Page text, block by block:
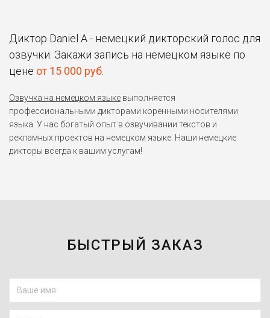
Диктор Daniel A - немецкий дикторский голос для
озвучки. Закажи запись на немецком языке по
цене от 15 000 руб
Озвучка на немецком языке выполняется
профессиональными дикторами коренными носителями
языка. У нас богатый опыт в озвучивании текстов и
рекламных проектов на немецком языке. Наши немецкие
дикторы всегда к вашим услугам!
БЫСТРЫЙ ЗАКАЗ